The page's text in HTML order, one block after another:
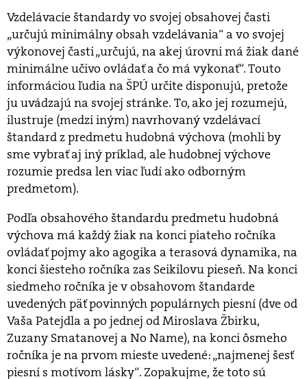
Vzdelávacie štandardy vo svojej obsahovej časti
„určujú minimálny obsah vzdelávania“ a vo svojej
výkonovej časti „určujú, na akej úrovni má žiak dané
minimálne učivo ovládať a čo má vykonať“. Touto
informáciou ľudia na ŠPÚ určite disponujú, pretože
ju uvádzajú na svojej stránke. To, ako jej rozumejú,
ilustruje (medzi iným) navrhovaný vzdelávací
štandard z predmetu hudobná výchova (mohli by
sme vybrať aj iný príklad, ale hudobnej výchove
rozumie predsa len viac ľudí ako odborným
predmetom).
Podľa obsahového štandardu predmetu hudobná
výchova má každý žiak na konci piateho ročníka
ovládať pojmy ako agogika a terasová dynamika, na
konci šiesteho ročníka zas Seikilovu pieseň. Na konci
siedmeho ročníka je v obsahovom štandarde
uvedených päť povinných populárnych piesní (dve od
Vaša Patejdla a po jednej od Miroslava Žbirku,
Zuzany Smatanovej a No Name), na konci ôsmeho
ročníka je na prvom mieste uvedené: „najmenej šesť
piesní s motívom lásky“. Zopakujme, že toto sú